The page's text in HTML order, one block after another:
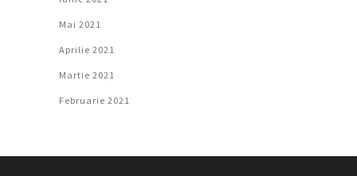
Mai 2021
Aprilie 2021
Martie 2021
Februarie 2021